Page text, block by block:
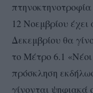
12 Νοεμβρίου
Δεκεμβρίου θα
το Μέτρο 6.1
πρόσκληση
γίνονται ψηφιακά